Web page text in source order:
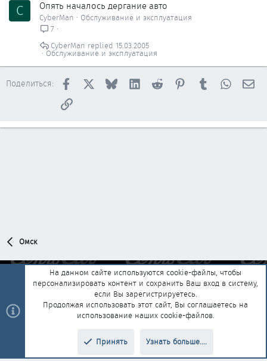
C Опять началось дергание авто
CyberMan
Обслуживание и эксплуатация
7
Обслуживание и эксплуатация
15.03.2005
CyberMan
Поделиться: Facebook BlueskyLinkedInReddit PinterestTumblr
Ссылка
Омск
Обратная связь
Условия и правила
Политика конфиденциальности
Помощь Главная
R
add-ons by ThemeHouse Перевод от Jumuro®
На данном сайте используются cookie-файлы, чтобы
персонализировать контент и сохранить Ваш вход в систему,
если Вы зарегистрируетесь.
Продолжая использовать этот сайт, Вы соглашаетесь на
использование наших cookie-файлов.
Принять Узнать больше....